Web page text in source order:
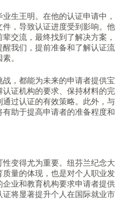
生王明。在他的认证申请中，
，导致认证进度受到影响。他
交流，最终找到了解决方案，
我们，提前准备和了解认证流
。
，都能为未来的申请者提供宝
证机构的要求、保持材料的完
过认证的有效策略。此外，与
助于提高申请者的准备程度和
变得尤为重要。纽芬兰纪念大
量的体现，也是对个人职业发
业和教育机构要求申请者提供
将显著提升个人在国际就业市